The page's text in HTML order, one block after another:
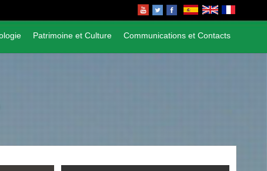
Patrimoine et Culture Communications et Contacts